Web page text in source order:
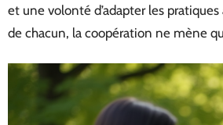
et une volonté d’adapter les
de chacun, la coopération ne mène